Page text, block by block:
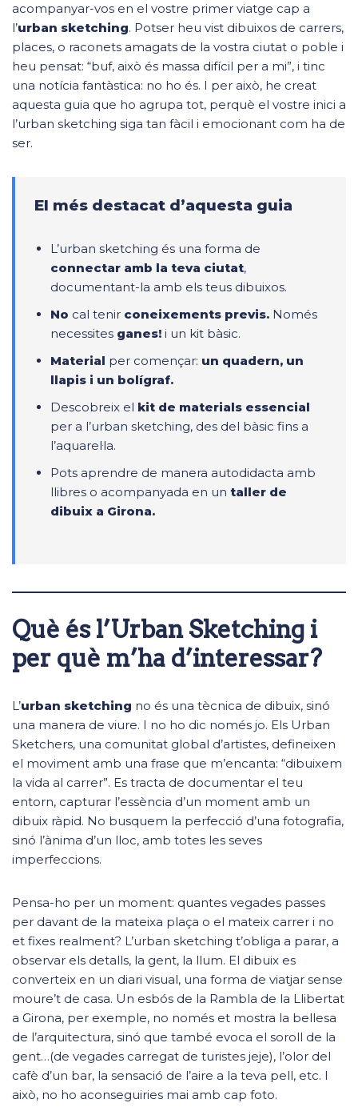
acompanyar-vos en el vostre primer viatge cap a
l’urban sketching. Potser heu vist dibuixos de carrers,
places, o raconets amagats de la vostra ciutat o poble i
heu pensat: “buf, això és massa difícil per a mi”, i tinc
una notícia fantàstica: no ho és. I per això, he creat
aquesta guia que ho agrupa tot, perquè el vostre inici a
l’urban sketching siga tan fàcil i emocionant com ha de
ser.
El més destacat d’aquesta guia
L’urban sketching és una forma de
connectar amb la teva ciutat,
documentant-la amb els teus dibuixos.
No cal tenir coneixements previs. Només
necessites ganes! i un kit bàsic.
Material per començar: un quadern, un
llapis i un bolígraf.
Descobreix el kit de materials essencial
per a l’urban sketching, des del bàsic fins a
l’aquarel·la.
Pots aprendre de manera autodidacta amb
llibres o acompanyada en un taller de
dibuix a Girona.
Què és l’Urban Sketching i
per què m’ha d’interessar?
L’urban sketching no és una tècnica de dibuix, sinó
una manera de viure. I no ho dic només jo. Els Urban
Sketchers, una comunitat global d’artistes, defineixen
el moviment amb una frase que m’encanta: “dibuixem
la vida al carrer”. Es tracta de documentar el teu
entorn, capturar l’essència d’un moment amb un
dibuix ràpid. No busquem la perfecció d’una fotografia,
sinó l’ànima d’un lloc, amb totes les seves
imperfeccions.
Pensa-ho per un moment: quantes vegades passes
per davant de la mateixa plaça o el mateix carrer i no
et fixes realment? L’urban sketching t’obliga a parar, a
observar els detalls, la gent, la llum. El dibuix es
converteix en un diari visual, una forma de viatjar sense
moure’t de casa. Un esbós de la Rambla de la Llibertat
a Girona, per exemple, no només et mostra la bellesa
de l’arquitectura, sinó que també evoca el soroll de la
gent…(de vegades carregat de turistes jeje), l’olor del
cafè d’un bar, la sensació de l’aire a la teva pell, etc. I
això, no ho aconseguiries mai amb cap foto.